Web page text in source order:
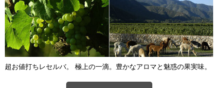
超お値打ちレセルバ。 極上の一滴。豊かなアロマと魅惑の果実味。